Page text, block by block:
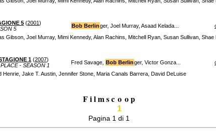
5 (2001)
5
Bob Berlinger, Joel Murray, Asaad Kelada...
Gibson, Joel Murray, Mimi Kennedy, Alan Rachins, Mitchell Ryan, Susan Sullivan,
1 (2007)
- SEASON 1
Fred Savage, Bob Berlinger, Victor Gonza...
Henrie, Jake T. Austin, Jennifer Stone, Maria Canals Barrera, David DeLuise
F i l m s c o
1
o p
Pagina 1 di 1